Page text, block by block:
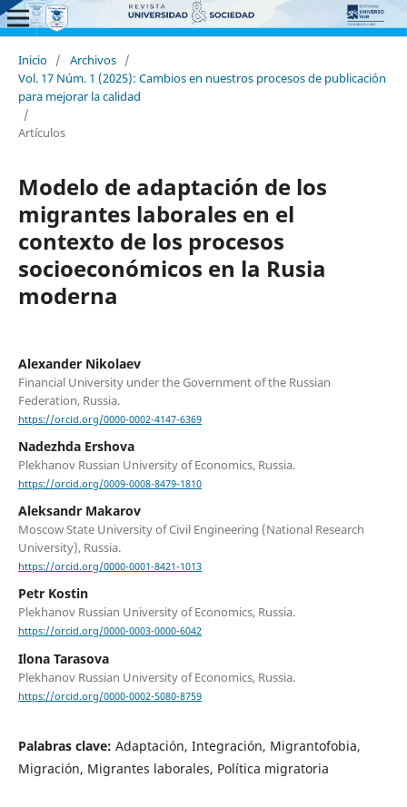
Inicio / Archivos /
Vol. 17 Núm. 1 (2025): Cambios en nuestros procesos de publicación
para mejorar la calidad
/
Artículos
Modelo de adaptación de los
migrantes laborales en el
contexto de los procesos
socioeconómicos en la Rusia
moderna
Alexander Nikolaev
Financial University under the Government of the Russian
Federation, Russia.
https://orcid.org/0000-0002-4147-6369
Nadezhda Ershova
Plekhanov Russian University of Economics, Russia.
https://orcid.org/0009-0008-8479-1810
Aleksandr Makarov
Moscow State University of Civil Engineering (National Research
University), Russia.
https://orcid.org/0000-0001-8421-1013
Petr Kostin
Plekhanov Russian University of Economics, Russia.
https://orcid.org/0000-0003-0000-6042
Ilona Tarasova
Plekhanov Russian University of Economics, Russia.
https://orcid.org/0000-0002-5080-8759
Palabras clave: Adaptación, Integración, Migrantofobia,
Migración, Migrantes laborales, Política migratoria